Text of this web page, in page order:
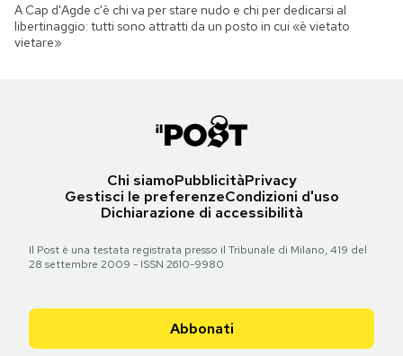
A Cap d'Agde c'è chi va per stare nudo e chi per dedicarsi al
libertinaggio: tutti sono attratti da un posto in cui «è vietato
vietare»
Chi siamoPubblicitàPrivacy
Gestisci le preferenzeCondizioni d'uso
Dichiarazione di accessibilità
Il Post è una testata registrata presso il Tribunale di Milano, 419 del
28 settembre 2009 - ISSN 2610-9980
Abbonati